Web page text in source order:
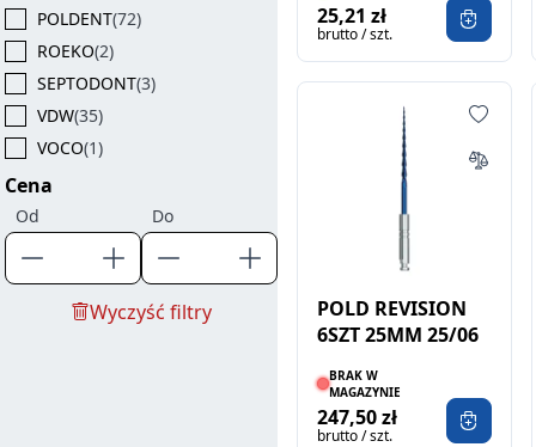
POLDENT(72)
ROEKO(2)
SEPTODONT(3)
VDW(35)
VOCO(1)
Cena
Od Do
Wyczyść filtry
25,21 zł
brutto / szt.
POLD REVISION
6SZT 25MM 25/06
BRAK W
MAGAZYNIE
247,50 zł
brutto / szt.